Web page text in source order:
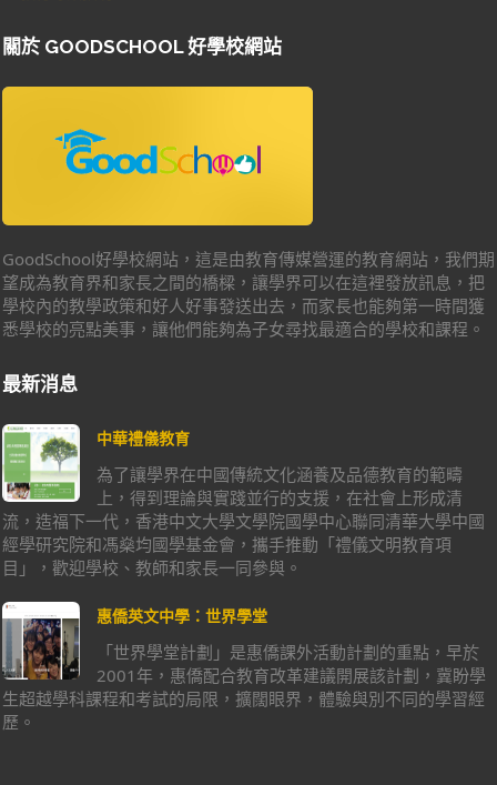
關於 GOODSCHOOL 好學校網站
GoodSchool好學校網站，這是由教育傳媒營運的教育網站，我們期
望成為教育界和家長之間的橋樑，讓學界可以在這裡發放訊息，把
學校內的教學政策和好人好事發送出去，而家長也能夠第一時間獲
悉學校的亮點美事，讓他們能夠為子女尋找最適合的學校和課程。
最新消息
中華禮儀教育
為了讓學界在中國傳統文化涵養及品德教育的範疇
上，得到理論與實踐並行的支援，在社會上形成清
流，造福下一代，香港中文大學文學院國學中心聯同清華大學中國
經學研究院和馮燊均國學基金會，攜手推動「禮儀文明教育項
目」，歡迎學校、教師和家長一同參與。
惠僑英文中學：世界學堂
「世界學堂計劃」是惠僑課外活動計劃的重點，早於
2001年，惠僑配合教育改革建議開展該計劃，冀盼學
生超越學科課程和考試的局限，擴闊眼界，體驗與別不同的學習經
歷。